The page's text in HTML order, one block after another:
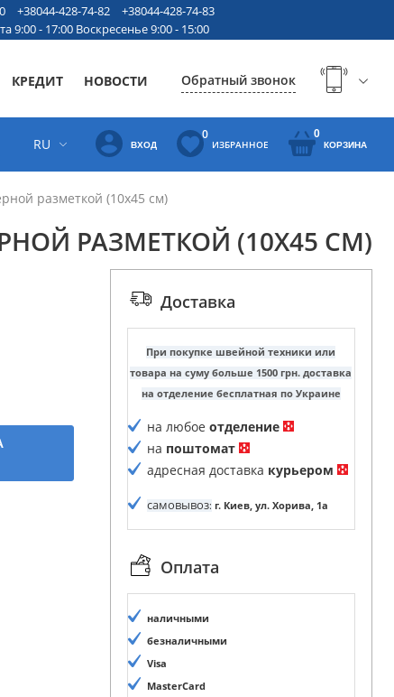
+38044-428-74-82
+38044-428-74-83
9:00 - 17:00 Воскресенье 9:00 - 15:00
КРЕДИТ НОВОСТИ Обратный звонок
RU ВХОД
0
ИЗБРАННОЕ
0
КОРЗИНА
разметкой (10х45 см)
РАЗМЕТКОЙ (10Х45 СМ)
Доставка
При покупке швейной техники или
товара на суму больше 1500 грн. доставка
на отделение бесплатная по Украине
на любое отделение
на поштомат
адресная доставка курьером
самовывоз: г. Киев, ул. Хорива, 1а
Оплата
наличными
безналичными
Visa
MasterCard